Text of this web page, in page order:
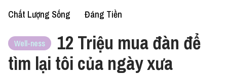
Chất Lượng Sống Đáng Tiền
Well-ness
12 Triệu mua đàn để
tìm lại tôi của ngày xưa